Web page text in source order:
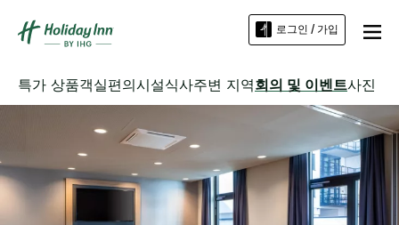
로그인 / 가입
특가 상품객실편의시설식사주변 지역회의 및 이벤트사진